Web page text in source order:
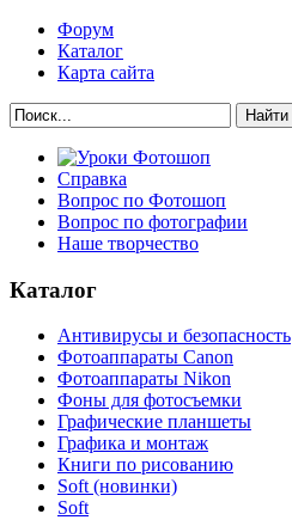
Форум
Каталог
Карта сайта
Найти
Справка
Вопрос по Фотошоп
Вопрос по фотографии
Наше творчество
Каталог
Антивирусы и безопасность
Фотоаппараты Canon
Фотоаппараты Nikon
Фоны для фотосъемки
Графические планшеты
Графика и монтаж
Книги по рисованию
Soft (новинки)
Soft